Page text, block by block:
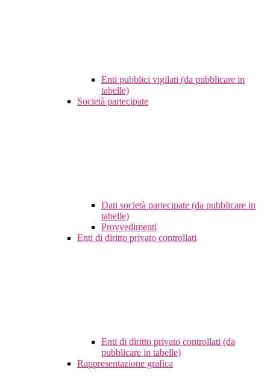
Enti pubblici vigilati (da pubblicare in
tabelle)
Società partecipate
Dati società partecipate (da pubblicare in
tabelle)
Provvedimenti
Enti di diritto privato controllati
Enti di diritto privato controllati (da
pubblicare in tabelle)
Rappresentazione grafica